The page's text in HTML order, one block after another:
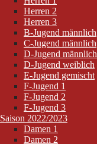
Herren 2
Herren 3
B-Jugend männlich
C-Jugend männlich
D-Jugend männlich
D-Jugend weiblich
E-Jugend gemischt
F-Jugend 1
F-Jugend 2
F-Jugend 3
Saison 2022/2023
Damen 1
Damen 2